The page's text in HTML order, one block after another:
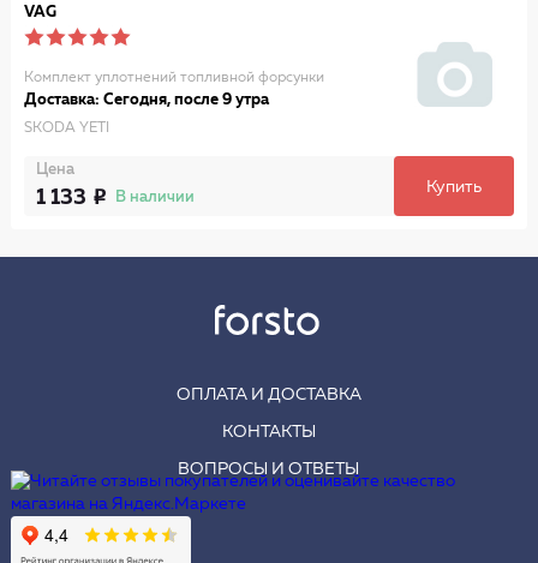
VAG
Комплект уплотнений топливной форсунки
Доставка: Сегодня, после 9 утра
SKODA YETI
Цена
1 133 В наличии
Купить
ОПЛАТА И ДОСТАВКА
КОНТАКТЫ
ВОПРОСЫ И ОТВЕТЫ